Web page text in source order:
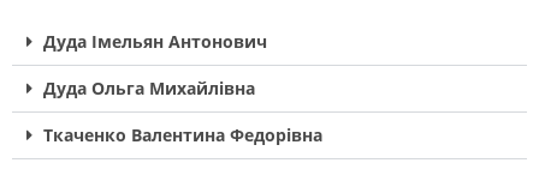
Дуда Імельян Антонович
Дуда Ольга Михайлівна
Ткаченко Валентина Федорівна